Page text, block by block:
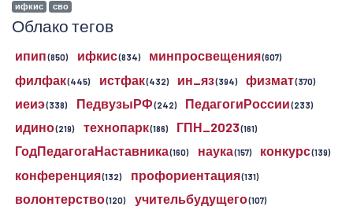
ифкис сво
Облако тегов
ипип(850) ифкис(834) минпросвещения(607)
филфак(445) истфак(432) ин_яз(394) физмат(370)
иеиэ(338) ПедвузыРФ(242) ПедагогиРоссии(233)
идино(219) технопарк(186) ГПН_2023(161)
ГодПедагогаНаставника(160) наука(157) конкурс(139)
конференция(132) профориентация(131)
волонтерство(120) учительбудущего(107)